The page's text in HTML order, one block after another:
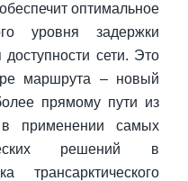
оптимальное
уровня задержки
сети. Это
маршрута – новый
прямому пути из
применении самых
решений в
трансарктического